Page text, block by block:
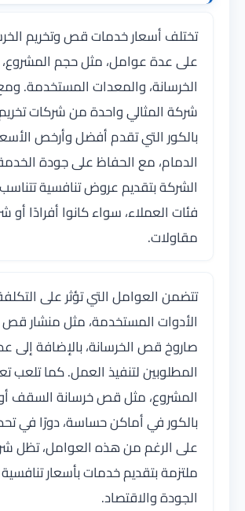
تختلف أسعار خدمات قص وتخريم
على عدة عوامل، مثل حجم
الخرسانة، والمعدات المستخدمة.
شركة المثالي واحدة من شركات
بالكور التي تقدم أفضل وأرخص
الدمام، مع الحفاظ على جودة
الشركة بتقديم عروض تنافسية
فئات العملاء، سواء كانوا أفرادًا أو
مقاولات.
تتضمن العوامل التي تؤثر على
الأدوات المستخدمة، مثل منشار قص
صاروخ قص الخرسانة، بالإضافة إلى
المطلوبين لتنفيذ العمل. كما تلعب
المشروع، مثل قص خرسانة السقف
بالكور في أماكن حساسة، دورًا في
على الرغم من هذه العوامل، تظل
ملتزمة بتقديم خدمات بأسعار
الجودة والاقتصاد.